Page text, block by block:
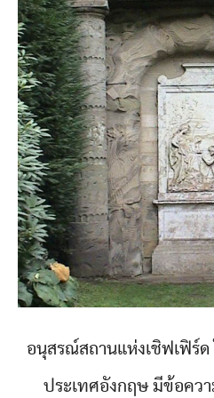
อนุสรณ์สถานแห่งเชิฟเฟิร์ด
ประเทศอังกฤษ มีข้อคว